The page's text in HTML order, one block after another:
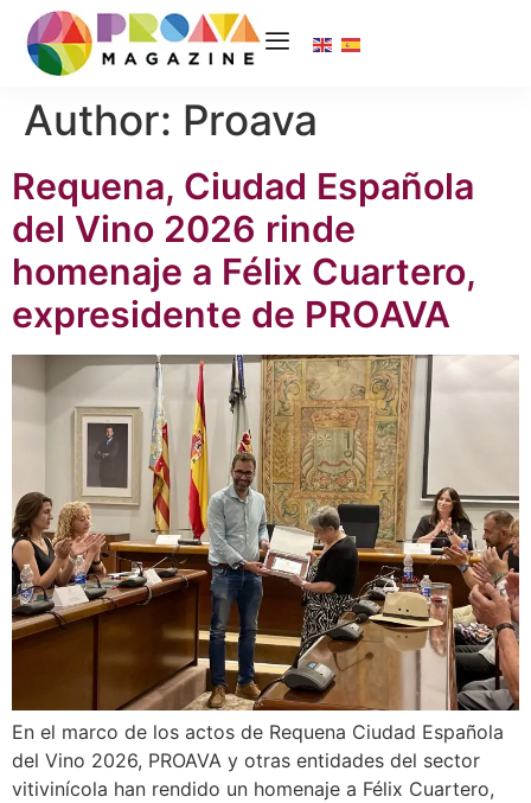
Author: Proava
Requena, Ciudad Española
del Vino 2026 rinde
homenaje a Félix Cuartero,
expresidente de PROAVA
En el marco de los actos de Requena Ciudad Española
del Vino 2026, PROAVA y otras entidades del sector
vitivinícola han rendido un homenaje a Félix Cuartero,